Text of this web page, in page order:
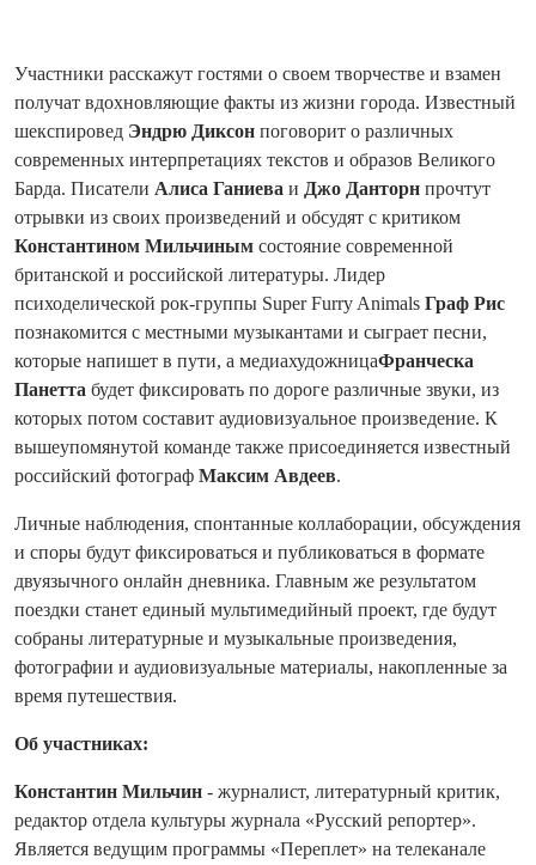
Участники расскажут гостями о своем творчестве и взамен
получат вдохновляющие факты из жизни города. Известный
шекспировед Эндрю Диксон поговорит о различных
современных интерпретациях текстов и образов Великого
Барда. Писатели Алиса Ганиева и Джо Данторн прочтут
отрывки из своих произведений и обсудят с критиком
Константином Мильчиным состояние современной
британской и российской литературы. Лидер
психоделической рок-группы Super Furry Animals Граф Рис
познакомится с местными музыкантами и сыграет песни,
которые напишет в пути, а медиахудожницаФранческа
Панетта будет фиксировать по дороге различные звуки, из
которых потом составит аудиовизуальное произведение. К
вышеупомянутой команде также присоединяется известный
российский фотограф Максим Авдеев.
Личные наблюдения, спонтанные коллаборации, обсуждения
и споры будут фиксироваться и публиковаться в формате
двуязычного онлайн дневника. Главным же результатом
поездки станет единый мультимедийный проект, где будут
собраны литературные и музыкальные произведения,
фотографии и аудиовизуальные материалы, накопленные за
время путешествия.
Об участниках:
Константин Мильчин - журналист, литературный критик,
редактор отдела культуры журнала «Русский репортер».
Является ведущим программы «Переплет» на телеканале